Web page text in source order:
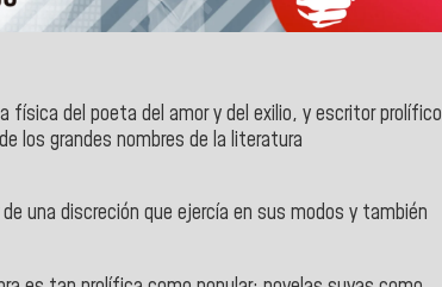
física del poeta del amor y del exilio, y escritor prolífico
los grandes nombres de la literatura
una discreción que ejercía en sus modos y también